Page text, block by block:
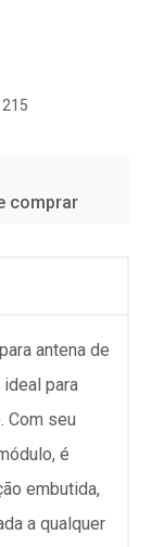
comprar
antena de
para
Com seu
é
embutida,
a qualquer